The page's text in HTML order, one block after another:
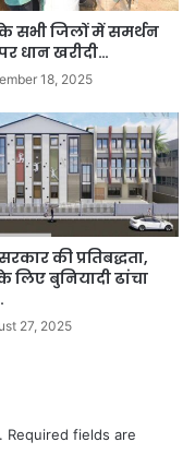
सभी जिलों में समर्थन
धान खरीदी…
18, 2025
की प्रतिबद्धता,
लिए बुनियादी ढांचा
27, 2025
Required fields are